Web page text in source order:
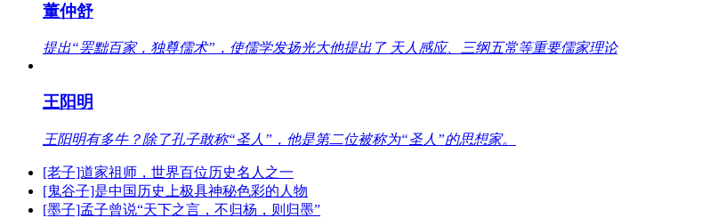
董仲舒
提出“罢黜百家，独尊儒术”，使儒学发扬光大他提出了 天人感应、三纲五常等重要儒家理论
王阳明
王阳明有多牛？除了孔子敢称“圣人”，他是第二位被称为“圣人”的思想家。
[老子]道家祖师，世界百位历史名人之一
[鬼谷子]是中国历史上极具神秘色彩的人物
[墨子]孟子曾说“天下之言，不归杨，则归墨”